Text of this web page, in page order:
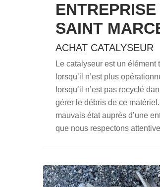
SAINT
ACHAT CATALYSEUR
Le catalyseur est un
lorsqu’il n’est plus
lorsqu’il n’est pas recyclé
gérer le débris de ce
mauvais état auprès d’une
que nous respectons